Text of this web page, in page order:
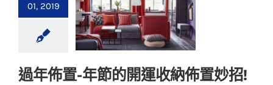
01, 2019
過年佈置-年節的開運收納佈置妙招!